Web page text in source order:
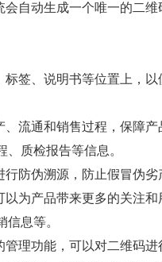
自动生成一个唯一的二
签、说明书等位置上，
流通和销售过程，保障
质检报告等信息。
防伪溯源，防止假冒伪劣
为产品带来更多的关注和
息等。
理功能，可以对二维码